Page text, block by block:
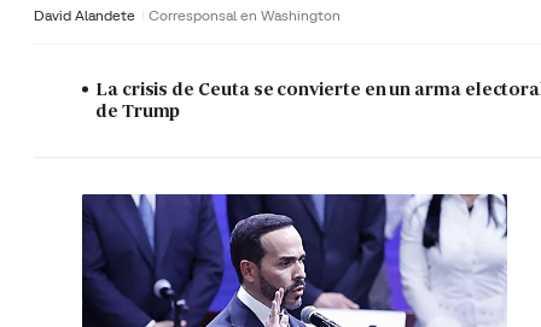
David Alandete Corresponsal en Washington
La crisis de Ceuta se convierte en un arma
de Trump